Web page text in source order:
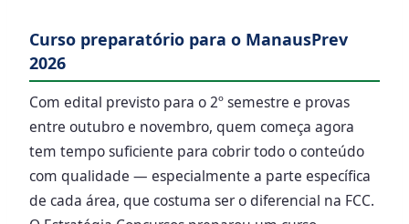
Curso preparatório para o ManausPrev
2026
Com edital previsto para o 2º semestre e provas
entre outubro e novembro, quem começa agora
tem tempo suficiente para cobrir todo o conteúdo
com qualidade — especialmente a parte específica
de cada área, que costuma ser o diferencial na FCC.